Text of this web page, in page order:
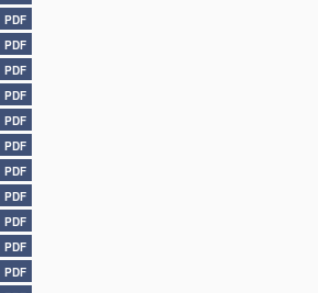
PDF
PDF
PDF
PDF
PDF
PDF
PDF
PDF
PDF
PDF
PDF